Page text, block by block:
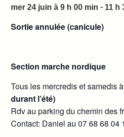
mer 24 juin à 9 h 00 min - 11 h
Sortie annulée (canicule)
Section marche nordique
Tous les mercredis et samedis
durant l’été)
Rdv au parking du chemin des
Contact: Daniel au 07 68 68 04